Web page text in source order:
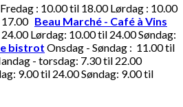
: 10.00 til 18.00 Lørdag : 10.00
Beau Marché - Café à Vins
Lørdag: 10.00 til 24.00 Søndag:
bistrot Onsdag - Søndag : 11.00 til
- torsdag: 7.30 til 22.00
9.00 til 24.00 Søndag: 9.00 til